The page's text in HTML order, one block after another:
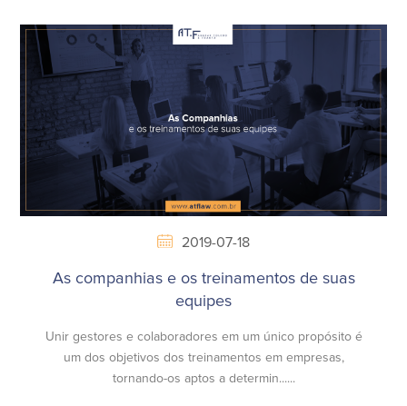
2019-07-18
As companhias e os treinamentos de suas
equipes
Unir gestores e colaboradores em um único propósito é
um dos objetivos dos treinamentos em empresas,
tornando-os aptos a determin......